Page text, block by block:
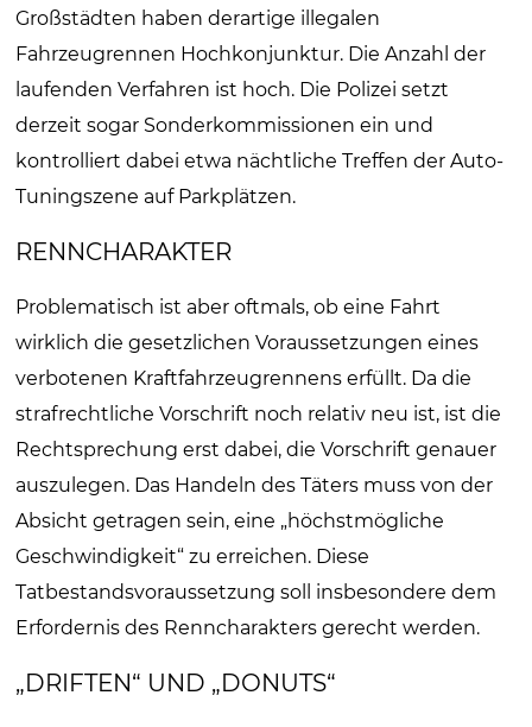
Großstädten haben derartige illegalen
Fahrzeugrennen Hochkonjunktur. Die Anzahl der
laufenden Verfahren ist hoch. Die Polizei setzt
derzeit sogar Sonderkommissionen ein und
kontrolliert dabei etwa nächtliche Treffen der Auto-
Tuningszene auf Parkplätzen.
RENNCHARAKTER
Problematisch ist aber oftmals, ob eine Fahrt
wirklich die gesetzlichen Voraussetzungen eines
verbotenen Kraftfahrzeugrennens erfüllt. Da die
strafrechtliche Vorschrift noch relativ neu ist, ist die
Rechtsprechung erst dabei, die Vorschrift genauer
auszulegen. Das Handeln des Täters muss von der
Absicht getragen sein, eine „höchstmögliche
Geschwindigkeit“ zu erreichen. Diese
Tatbestandsvoraussetzung soll insbesondere dem
Erfordernis des Renncharakters gerecht werden.
„DRIFTEN“ UND „DONUTS“